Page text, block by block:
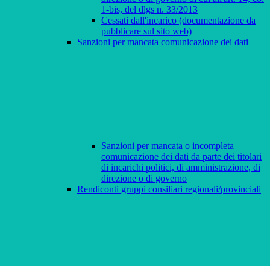
1-bis, del dlgs n. 33/2013
Cessati dall'incarico (documentazione da
pubblicare sul sito web)
Sanzioni per mancata comunicazione dei dati
Sanzioni per mancata o incompleta
comunicazione dei dati da parte dei titolari
di incarichi politici, di amministrazione, di
direzione o di governo
Rendiconti gruppi consiliari regionali/provinciali